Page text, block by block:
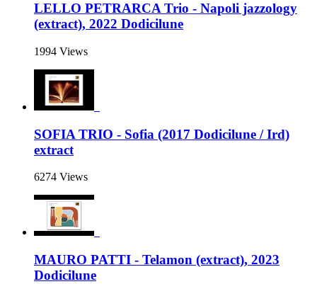
LELLO PETRARCA Trio - Napoli jazzology
(extract), 2022 Dodicilune
1994 Views
SOFIA TRIO - Sofia (2017 Dodicilune / Ird)
extract
6274 Views
MAURO PATTI - Telamon (extract), 2023
Dodicilune